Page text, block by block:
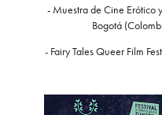
- Muestra de Cine Erótico
Bogotá
- Fairy Tales Queer Film